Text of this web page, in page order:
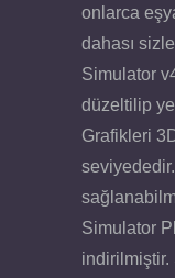
onlarca
dahası
Simulator
düzeltilip
Grafikleri
Simulator
indirilmiştir.